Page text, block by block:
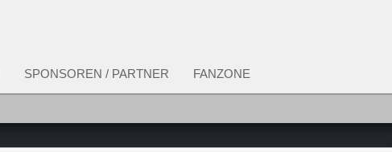
SPONSOREN / PARTNER FANZONE